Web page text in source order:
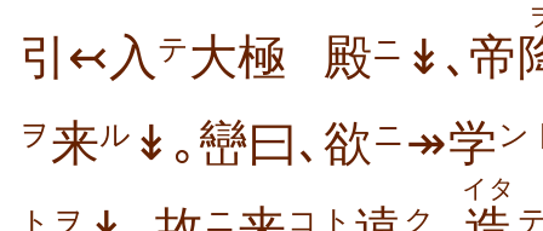
引↢入 テ大極 殿ニ ↡､帝
ヲ来ル ↡｡巒曰､欲 ニ ↠学 ン
トヲ ニ コト ク
イタ